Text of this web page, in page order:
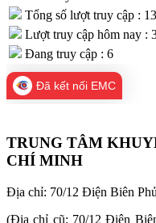
Tổng số lượt truy cập :
Lượt truy cập hôm nay :
Đang truy cập : 6
Đã kết nối EMC
TRUNG TÂM
CHÍ MINH
Địa chỉ: 70/12 Điện Biên
(Địa chỉ cũ: 70/12 Điện